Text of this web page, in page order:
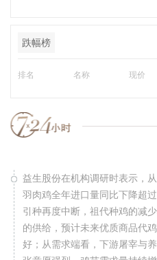
跌幅榜
排名 名称 现价
益生股份在机构调研时表示，
羽肉鸡全年进口量同比下降超
引种再度中断，祖代种鸡的减
的供给，预计未来优质商品代
好；从需求端看，下游屠宰与